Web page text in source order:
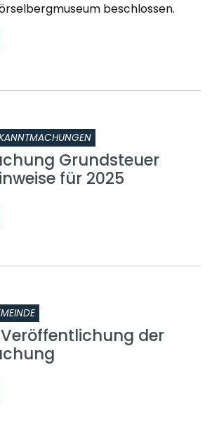
beschlossen.
Grundsteuer
für 2025
Veröffentlichung der